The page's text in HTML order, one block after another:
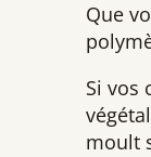
Que
Si vos
moult